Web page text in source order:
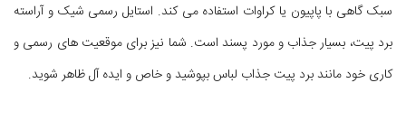
سبک گاهی با پاپیون یا کراوات استفاده می کند. استایل رسمی شیک و آراسته
برد پیت، بسیار جذاب و مورد پسند است. شما نیز برای موقعیت های رسمی و
کاری خود مانند برد پیت جذاب لباس بپوشید و خاص و ایده آل ظاهر شوید.